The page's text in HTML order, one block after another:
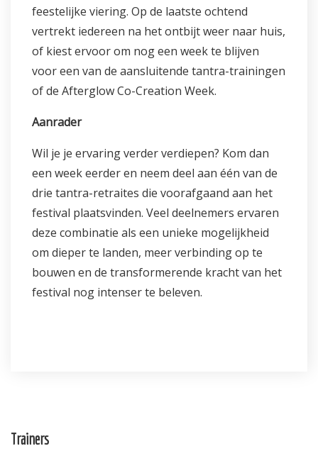
feestelijke viering. Op de laatste ochtend
vertrekt iedereen na het ontbijt weer naar huis,
of kiest ervoor om nog een week te blijven
voor een van de aansluitende tantra-trainingen
of de Afterglow Co-Creation Week.
Aanrader
Wil je je ervaring verder verdiepen? Kom dan
een week eerder en neem deel aan één van de
drie tantra-retraites die voorafgaand aan het
festival plaatsvinden. Veel deelnemers ervaren
deze combinatie als een unieke mogelijkheid
om dieper te landen, meer verbinding op te
bouwen en de transformerende kracht van het
festival nog intenser te beleven.
Trainers